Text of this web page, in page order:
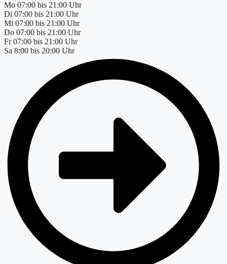
Mo 07:00 bis 21:00 Uhr
Di 07:00 bis 21:00 Uhr
Mi 07:00 bis 21:00 Uhr
Do 07:00 bis 21:00 Uhr
Fr 07:00 bis 21:00 Uhr
Sa 8:00 bis 20:00 Uhr